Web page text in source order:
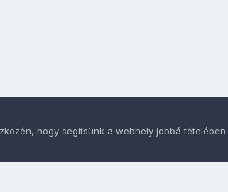
hogy segítsünk a webhely jobbá tételében.